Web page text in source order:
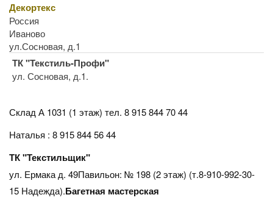
Декортекс
Россия
Иваново
ул.Сосновая, д.1
ТК "Текстиль-Профи"
ул. Сосновая, д.1.
Склад А 1031 (1 этаж) тел. 8 915 844 70 44
Наталья : 8 915 844 56 44
ТК "Текстильщик"
ул. Ермака д. 49Павильон: № 198 (2 этаж) (т.8-910-992-30-
15 Надежда).Багетная мастерская